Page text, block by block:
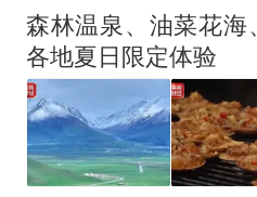
森林温泉、油菜花
各地夏日限定体验